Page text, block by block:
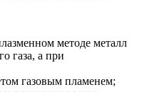
методе металл
газа, а при
газовым пламенем;